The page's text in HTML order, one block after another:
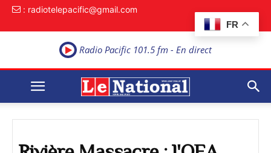
FR
: radiotelepacific@gmail.com
Radio Pacific 101.5 fm - En direct